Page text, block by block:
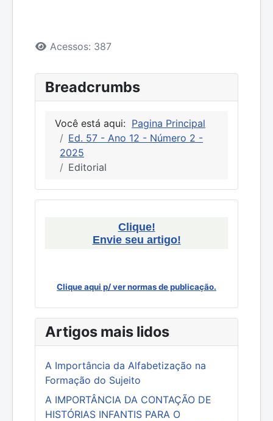
Detalhes
Acessos: 387
Breadcrumbs
Você está aqui: Pagina Principal
Ed. 57 - Ano 12 - Número 2 -
2025
Editorial
Clique!
Envie seu artigo!
Clique aqui p/ ver normas de publicação.
Artigos mais lidos
A Importância da Alfabetização na
Formação do Sujeito
A IMPORTÂNCIA DA CONTAÇÃO DE
HISTÓRIAS INFANTIS PARA O